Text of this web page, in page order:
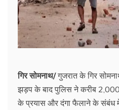
गिर सोमनाथ/गुजरात के गिर
झड़प के बाद पुलिस ने करीब 2,000
के प्रयास और दंगा फैलाने के संबंध में